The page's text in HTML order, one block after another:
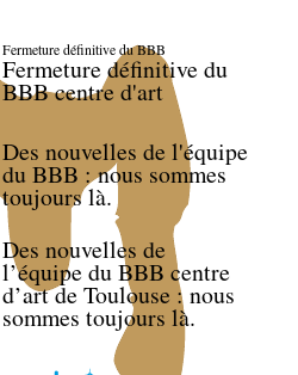
Fermeture définitive du BBB
Fermeture définitive du
BBB centre d'art
Des nouvelles de l'équipe
du BBB : nous sommes
toujours là.
Des nouvelles de
l’équipe du BBB centre
d’art de Toulouse : nous
sommes toujours là.